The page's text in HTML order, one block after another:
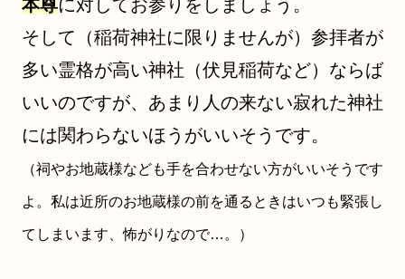
本尊に対してお参りをしましょう。
そして（稲荷神社に限りませんが）参拝者が
多い霊格が高い神社（伏見稲荷など）ならば
いいのですが、あまり人の来ない寂れた神社
には関わらないほうがいいそうです。
（祠やお地蔵様なども手を合わせない方がいいそうです
よ。私は近所のお地蔵様の前を通るときはいつも緊張し
てしまいます、怖がりなので…。）